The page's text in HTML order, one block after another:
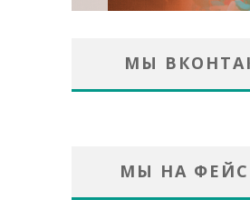
МЫ
МЫ НА